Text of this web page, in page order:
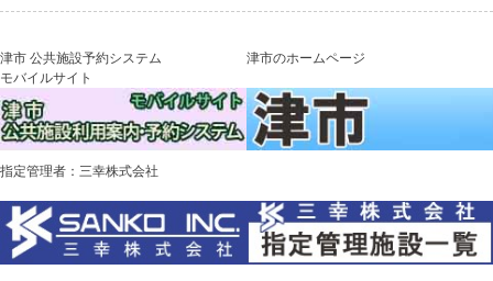
津市 公共施設予約システム
モバイルサイト
津市のホームページ
指定管理者：三幸株式会社